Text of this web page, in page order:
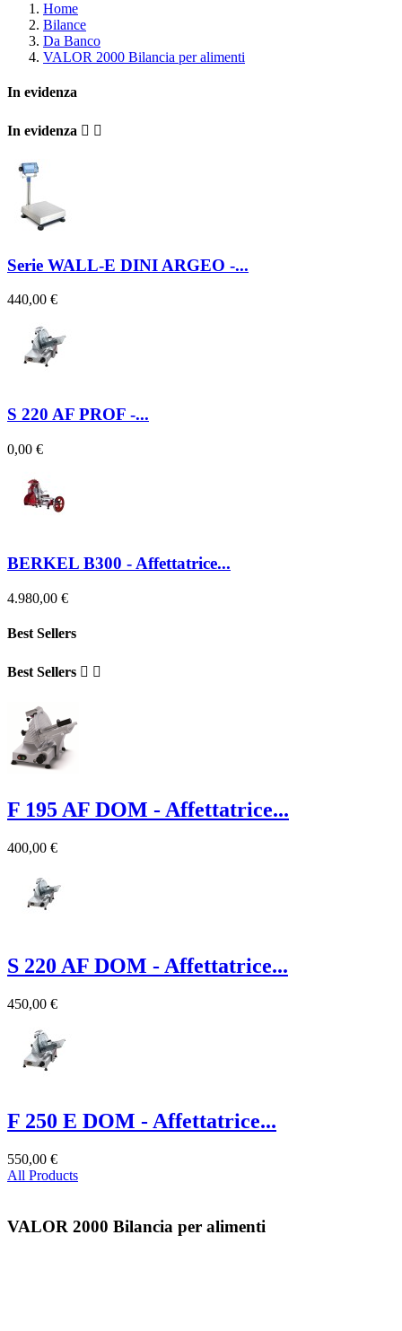
Home
Bilance
Da Banco
VALOR 2000 Bilancia per alimenti
In evidenza
In evidenza  
Serie WALL-E DINI ARGEO -...
440,00 €
S 220 AF PROF -...
0,00 €
BERKEL B300 - Affettatrice...
4.980,00 €
Best Sellers
Best Sellers  
F 195 AF DOM - Affettatrice...
400,00 €
S 220 AF DOM - Affettatrice...
450,00 €
F 250 E DOM - Affettatrice...
550,00 €
All Products
VALOR 2000 Bilancia per alimenti